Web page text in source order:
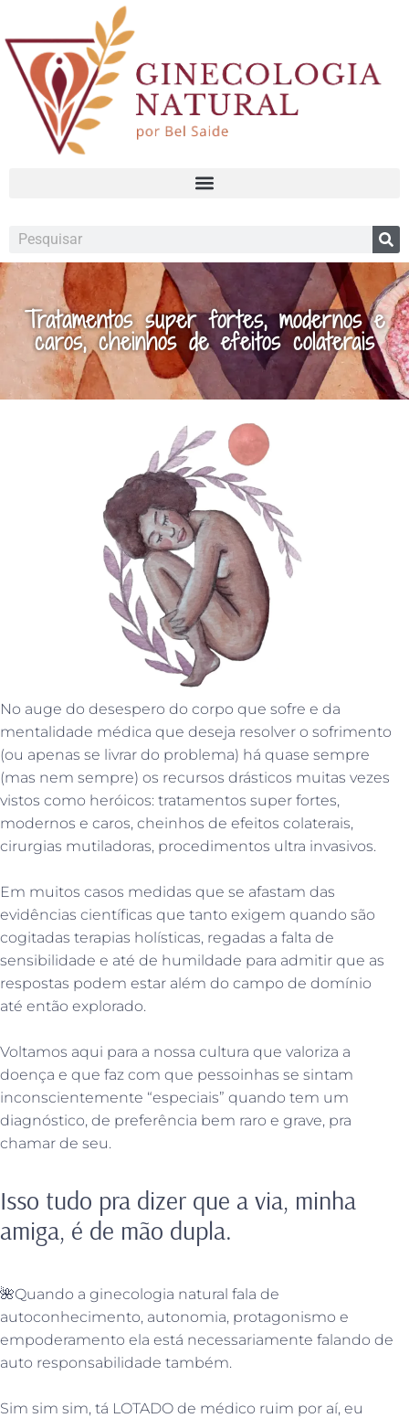
Tratamentos super fortes, modernos e
caros, cheinhos de efeitos colaterais
No auge do desespero do corpo que sofre e da
mentalidade médica que deseja resolver o sofrimento
(ou apenas se livrar do problema) há quase sempre
(mas nem sempre) os recursos drásticos muitas vezes
vistos como heróicos: tratamentos super fortes,
modernos e caros, cheinhos de efeitos colaterais,
cirurgias mutiladoras, procedimentos ultra invasivos.
Em muitos casos medidas que se afastam das
evidências científicas que tanto exigem quando são
cogitadas terapias holísticas, regadas a falta de
sensibilidade e até de humildade para admitir que as
respostas podem estar além do campo de domínio
até então explorado.
Voltamos aqui para a nossa cultura que valoriza a
doença e que faz com que pessoinhas se sintam
inconscientemente “especiais” quando tem um
diagnóstico, de preferência bem raro e grave, pra
chamar de seu.
Isso tudo pra dizer que a via, minha
amiga, é de mão dupla.
🌺Quando a ginecologia natural fala de
autoconhecimento, autonomia, protagonismo e
empoderamento ela está necessariamente falando de
auto responsabilidade também.
Sim sim sim, tá LOTADO de médico ruim por aí, eu